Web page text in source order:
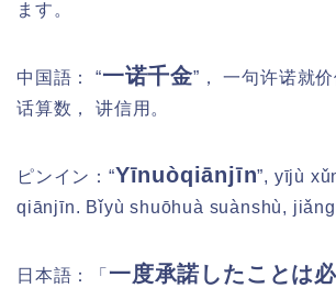
ます。
中国語： “一诺千金”， 一句许诺就
话算数， 讲信用。
ピンイン： “Yīnuòqiānjīn”, yījù
qiānjīn. Bǐyù shuōhuà suànshù,
日本語： 「 一度承諾したことは